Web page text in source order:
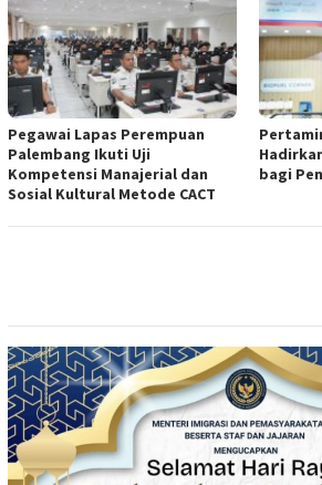
Pegawai Lapas Perempuan
Palembang Ikuti Uji
Kompetensi Manajerial dan
Sosial Kultural Metode CACT
bagi